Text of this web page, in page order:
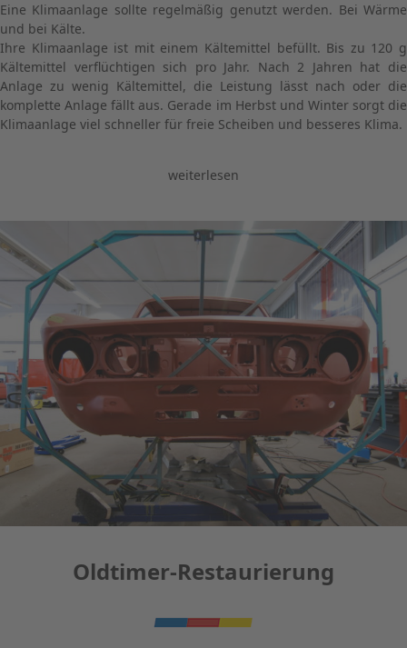
Eine Klimaanlage sollte regelmäßig genutzt werden. Bei Wärme
und bei Kälte.
Ihre Klimaanlage ist mit einem Kältemittel befüllt. Bis zu 120 g
Kältemittel verflüchtigen sich pro Jahr. Nach 2 Jahren hat die
Anlage zu wenig Kältemittel, die Leistung lässt nach oder die
komplette Anlage fällt aus. Gerade im Herbst und Winter sorgt die
Klimaanlage viel schneller für freie Scheiben und besseres Klima.
weiterlesen
Oldtimer-Restaurierung